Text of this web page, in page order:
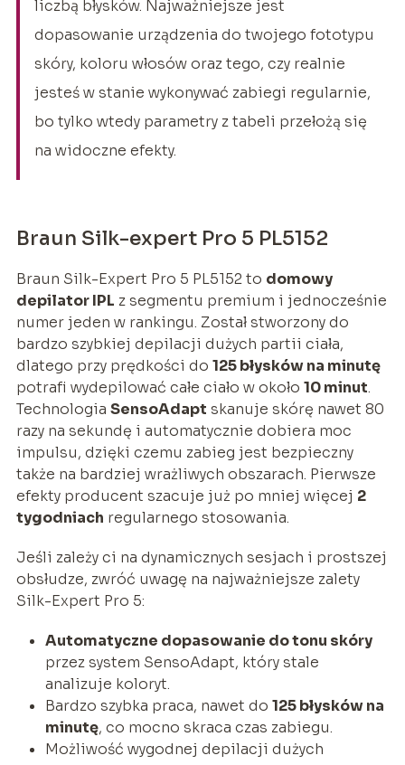
liczbą błysków. Najważniejsze jest
dopasowanie urządzenia do twojego fototypu
skóry, koloru włosów oraz tego, czy realnie
jesteś w stanie wykonywać zabiegi regularnie,
bo tylko wtedy parametry z tabeli przełożą się
na widoczne efekty.
Braun Silk-expert Pro 5 PL5152
Braun Silk-Expert Pro 5 PL5152 to domowy
depilator IPL z segmentu premium i jednocześnie
numer jeden w rankingu. Został stworzony do
bardzo szybkiej depilacji dużych partii ciała,
dlatego przy prędkości do 125 błysków na minutę
potrafi wydepilować całe ciało w około 10 minut.
Technologia SensoAdapt skanuje skórę nawet 80
razy na sekundę i automatycznie dobiera moc
impulsu, dzięki czemu zabieg jest bezpieczny
także na bardziej wrażliwych obszarach. Pierwsze
efekty producent szacuje już po mniej więcej 2
tygodniach regularnego stosowania.
Jeśli zależy ci na dynamicznych sesjach i prostszej
obsłudze, zwróć uwagę na najważniejsze zalety
Silk-Expert Pro 5:
Automatyczne dopasowanie do tonu skóry
przez system SensoAdapt, który stale
analizuje koloryt.
Bardzo szybka praca, nawet do 125 błysków na
minutę, co mocno skraca czas zabiegu.
Możliwość wygodnej depilacji dużych